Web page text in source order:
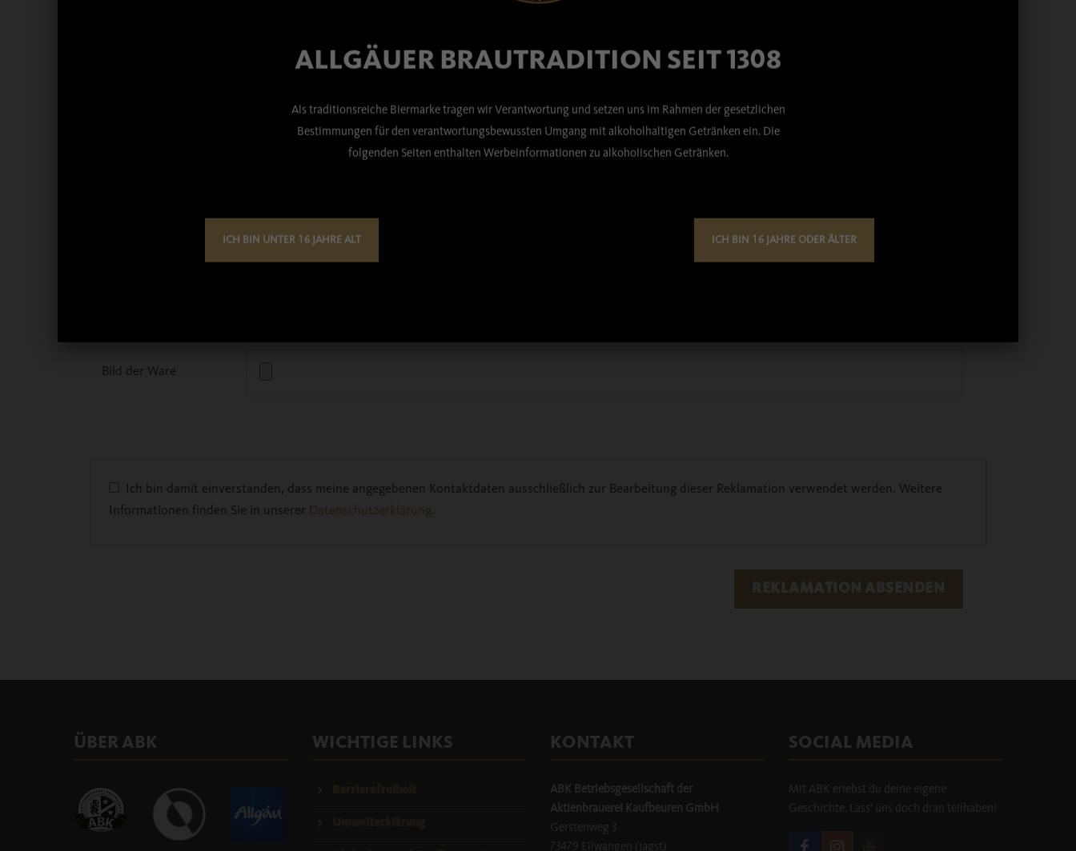
ALLGÄUER BRAUTRADITION SEIT 1308
Als traditionsreiche Biermarke tragen wir Verantwortung und setzen uns im Rahmen der gesetzlichen
Bestimmungen für den verantwortungsbewussten Umgang mit alkoholhaltigen Getränken ein. Die
folgenden Seiten enthalten Werbeinformationen zu alkoholischen Getränken.
ICH BIN UNTER 16 JAHRE ALT ICH BIN 16 JAHRE ODER ÄLTER
Menge gesamt*
Charge *
Bild der Ware
Ich bin damit einverstanden, dass meine angegebenen Kontaktdaten ausschließlich zur Bearbeitung dieser Reklamation verwendet werden. Weitere
Informationen finden Sie in unserer Datenschutzerklärung.
REKLAMATION ABSENDEN
ÜBER ABK WICHTIGE LINKS KONTAKT
ABK Betriebsgesellschaft der
Aktienbrauerei Kaufbeuren GmbH
Gerstenweg 3
73479 Ellwangen (Jagst)
SOCIAL MEDIA
Mit ABK erlebst du deine eigene
Geschichte. Lass' uns doch dran teilhaben!